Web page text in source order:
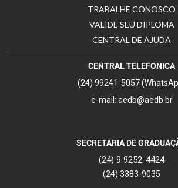
TRABALHE CONOSCO
VALIDE SEU DIPLOMA
CENTRAL DE AJUDA
CENTRAL TELEFONICA
(24) 99241-5057
e-mail: aedb@aedb.br
SECRETARIA DE
(24) 9 9252-4424
(24) 3383-9035